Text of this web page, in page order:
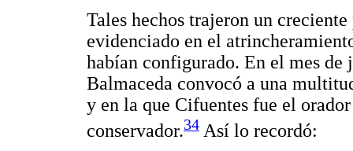
Tales hechos trajeron un
evidenciado en el
habían configurado. En el mes
Balmaceda convocó a una
y en la que Cifuentes fue el
conservador.34 Así lo recordó: